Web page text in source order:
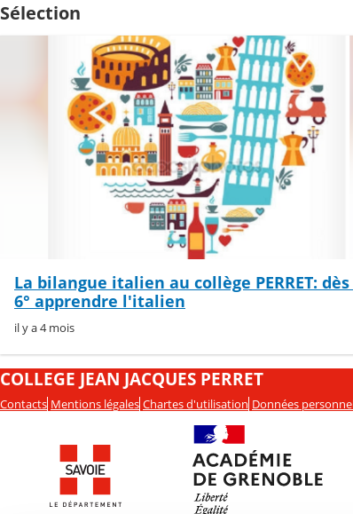
Sélection
La bilangue italien au collège PERRET:
6° apprendre l'italien
il y a 4 mois
COLLEGE JEAN JACQUES PERRET
Contacts Mentions légales Chartes d'utilisation Données